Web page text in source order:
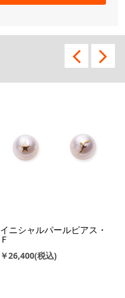
イニシャルパールピアス・
Ｆ
￥26,400